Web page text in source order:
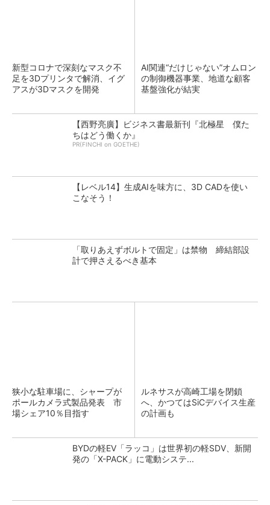
新型コロナで深刻なマスク不
足を3Dプリンタで解消、イグ
アスが3Dマスクを開発
AI関連“だけじゃない”オムロン
の制御機器事業、地道な顧客
基盤強化が結実
【西野亮廣】ビジネス書最新刊『北極星 僕た
ちはどう働くか』
PR(FINCHI on GOETHE)
【レベル14】生成AIを味方に、3D CADを使い
こなそう！
「取りあえずボルトで固定」は禁物 締結部設
計で押さえるべき基本
狭小な駐車場に、シャープが
ポールカメラ式製品発表 市
場シェア10％目指す
ルネサスが高崎工場を閉鎖
へ、かつてはSiCデバイス生産
の計画も
BYDの軽EV「ラッコ」は世界初の軽SDV、新開
発の「X-PACK」に電動システ...